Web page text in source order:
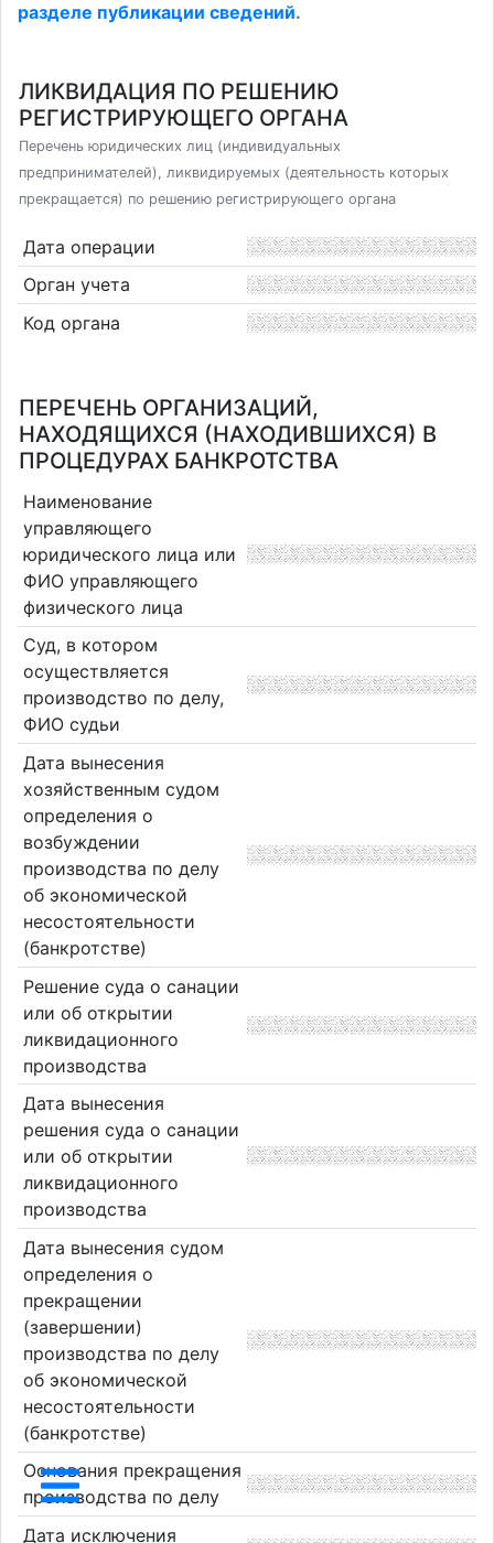
разделе публикации сведений.
ЛИКВИДАЦИЯ ПО РЕШЕНИЮ
РЕГИСТРИРУЮЩЕГО ОРГАНА
Перечень юридических лиц (индивидуальных
предпринимателей), ликвидируемых (деятельность которых
прекращается) по решению регистрирующего органа
Дата операции
Орган учета
Код органа
ПЕРЕЧЕНЬ ОРГАНИЗАЦИЙ,
НАХОДЯЩИХСЯ (НАХОДИВШИХСЯ) В
ПРОЦЕДУРАХ БАНКРОТСТВА
Наименование
управляющего
юридического лица или
ФИО управляющего
физического лица
Суд, в котором
осуществляется
производство по делу,
ФИО судьи
Дата вынесения
хозяйственным судом
определения о
возбуждении
производства по делу
об экономической
несостоятельности
(банкротстве)
Решение суда о санации
или об открытии
ликвидационного
производства
Дата вынесения
решения суда о санации
или об открытии
ликвидационного
производства
Дата вынесения судом
определения о
прекращении
(завершении)
производства по делу
об экономической
несостоятельности
(банкротстве)
Основания прекращения
производства по делу
Дата исключения